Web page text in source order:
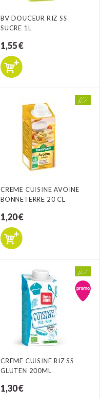
BV DOUCEUR RIZ SS
SUCRE 1L
1,55 €
CREME CUISINE AVOINE
BONNETERRE 20 CL
1,20 €
CREME CUISINE RIZ SS
GLUTEN 200ML
1,30 €